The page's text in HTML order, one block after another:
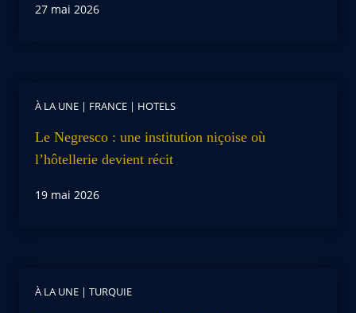
27 mai 2026
À LA UNE | FRANCE | HOTELS
Le Negresco : une institution niçoise où
l’hôtellerie devient récit
19 mai 2026
À LA UNE | TURQUIE